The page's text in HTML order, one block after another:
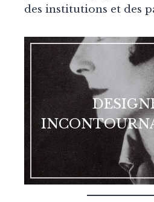
des institutions et des